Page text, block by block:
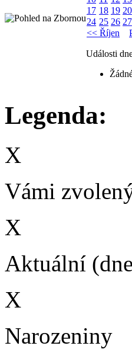
17 18 19 20
24 25 26 27
<< Říjen
Události
Legenda:
X
Vámi
X
Aktuální
X
Narozeniny